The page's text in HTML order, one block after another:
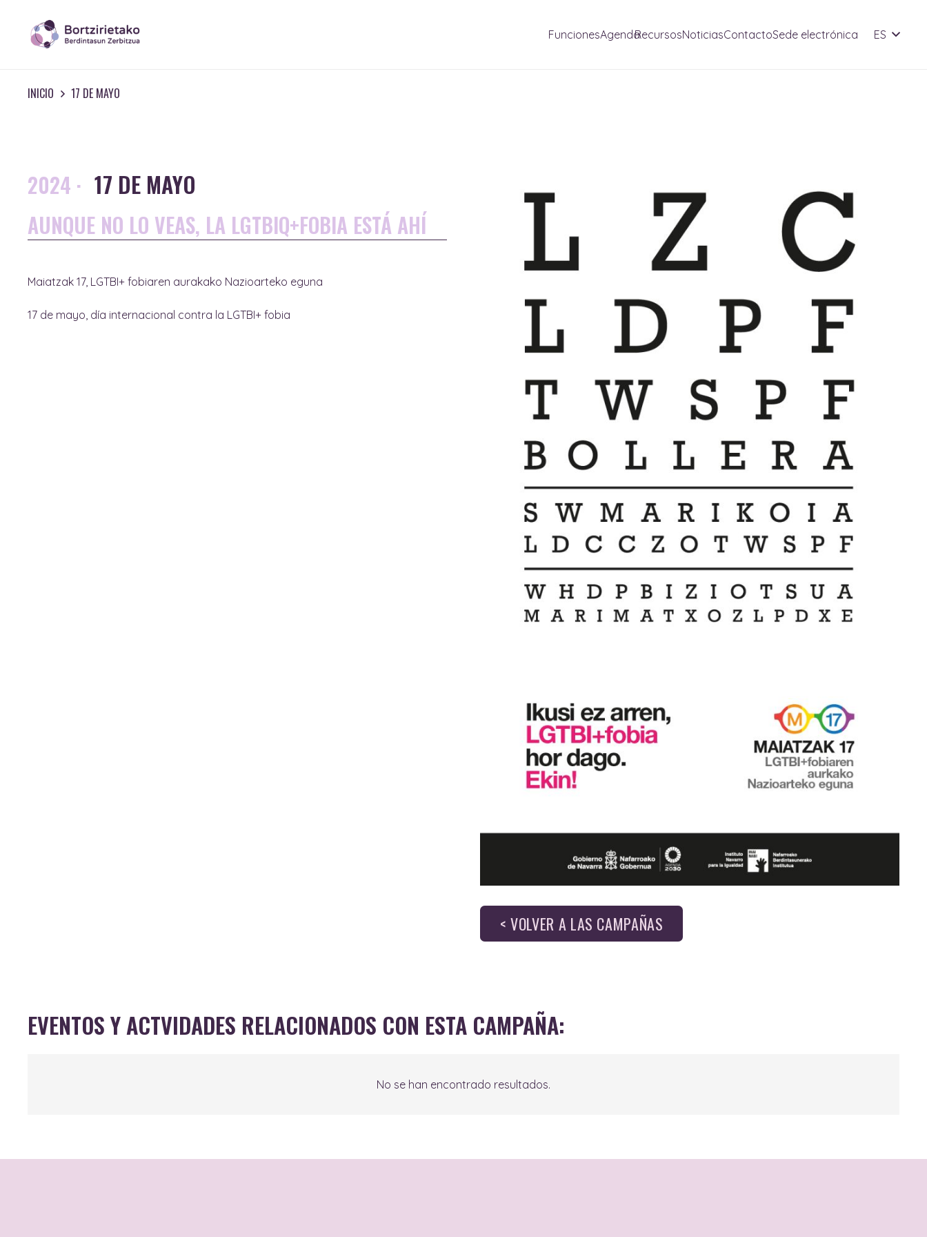
FuncionesAgendaRecursosNoticiasContactoSede electrónica ES
INICIO 17 DE MAYO
2024 · 17 DE MAYO
AUNQUE NO LO VEAS, LA LGTBIQ+FOBIA ESTÁ AHÍ
Maiatzak 17, LGTBI+ fobiaren aurakako Nazioarteko eguna
17 de mayo, día internacional contra la LGTBI+ fobia
< VOLVER A LAS CAMPAÑAS
EVENTOS Y ACTVIDADES RELACIONADOS CON ESTA CAMPAÑA:
No se han encontrado resultados.